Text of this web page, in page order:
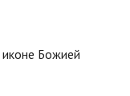
Божией